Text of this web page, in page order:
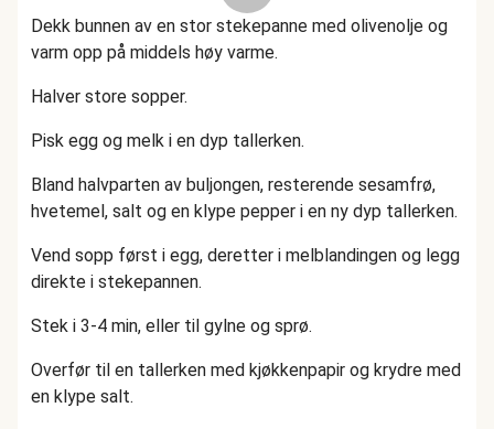
Dekk bunnen av en stor stekepanne med olivenolje og
varm opp på middels høy varme.
Halver store sopper.
Pisk egg og melk i en dyp tallerken.
Bland halvparten av buljongen, resterende sesamfrø,
hvetemel, salt og en klype pepper i en ny dyp tallerken.
Vend sopp først i egg, deretter i melblandingen og legg
direkte i stekepannen.
Stek i 3-4 min, eller til gylne og sprø.
Overfør til en tallerken med kjøkkenpapir og krydre med
en klype salt.